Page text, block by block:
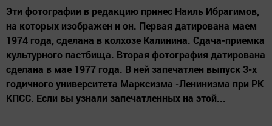
Эти фотографии в редакцию принес Наиль Ибрагимов,
на которых изображен и он. Первая датирована маем
1974 года, сделана в колхозе Калинина. Сдача-приемка
культурного пастбища. Вторая фотография датирована
сделана в мае 1977 года. В ней запечатлен выпуск 3-х
годичного университета Марксизма -Ленинизма при РК
КПСС. Если вы узнали запечатленных на этой...